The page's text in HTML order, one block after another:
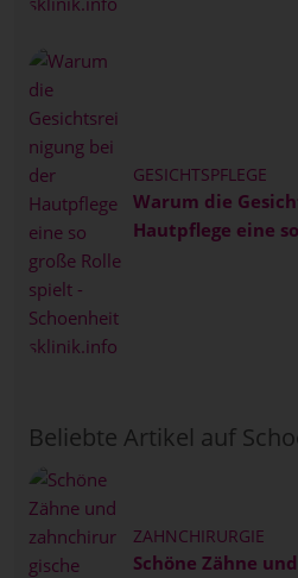
GESICHTSPFLEGE
Warum die
Hautpflege eine
Beliebte Artikel auf
ZAHNCHIRURGIE
Schöne Zähne